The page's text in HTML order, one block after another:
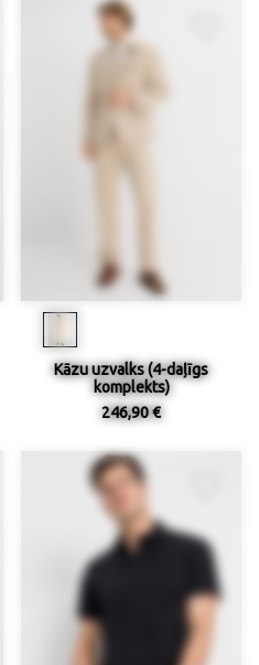
Kāzu uzvalks (4-daļīgs
komplekts)
246,90 €